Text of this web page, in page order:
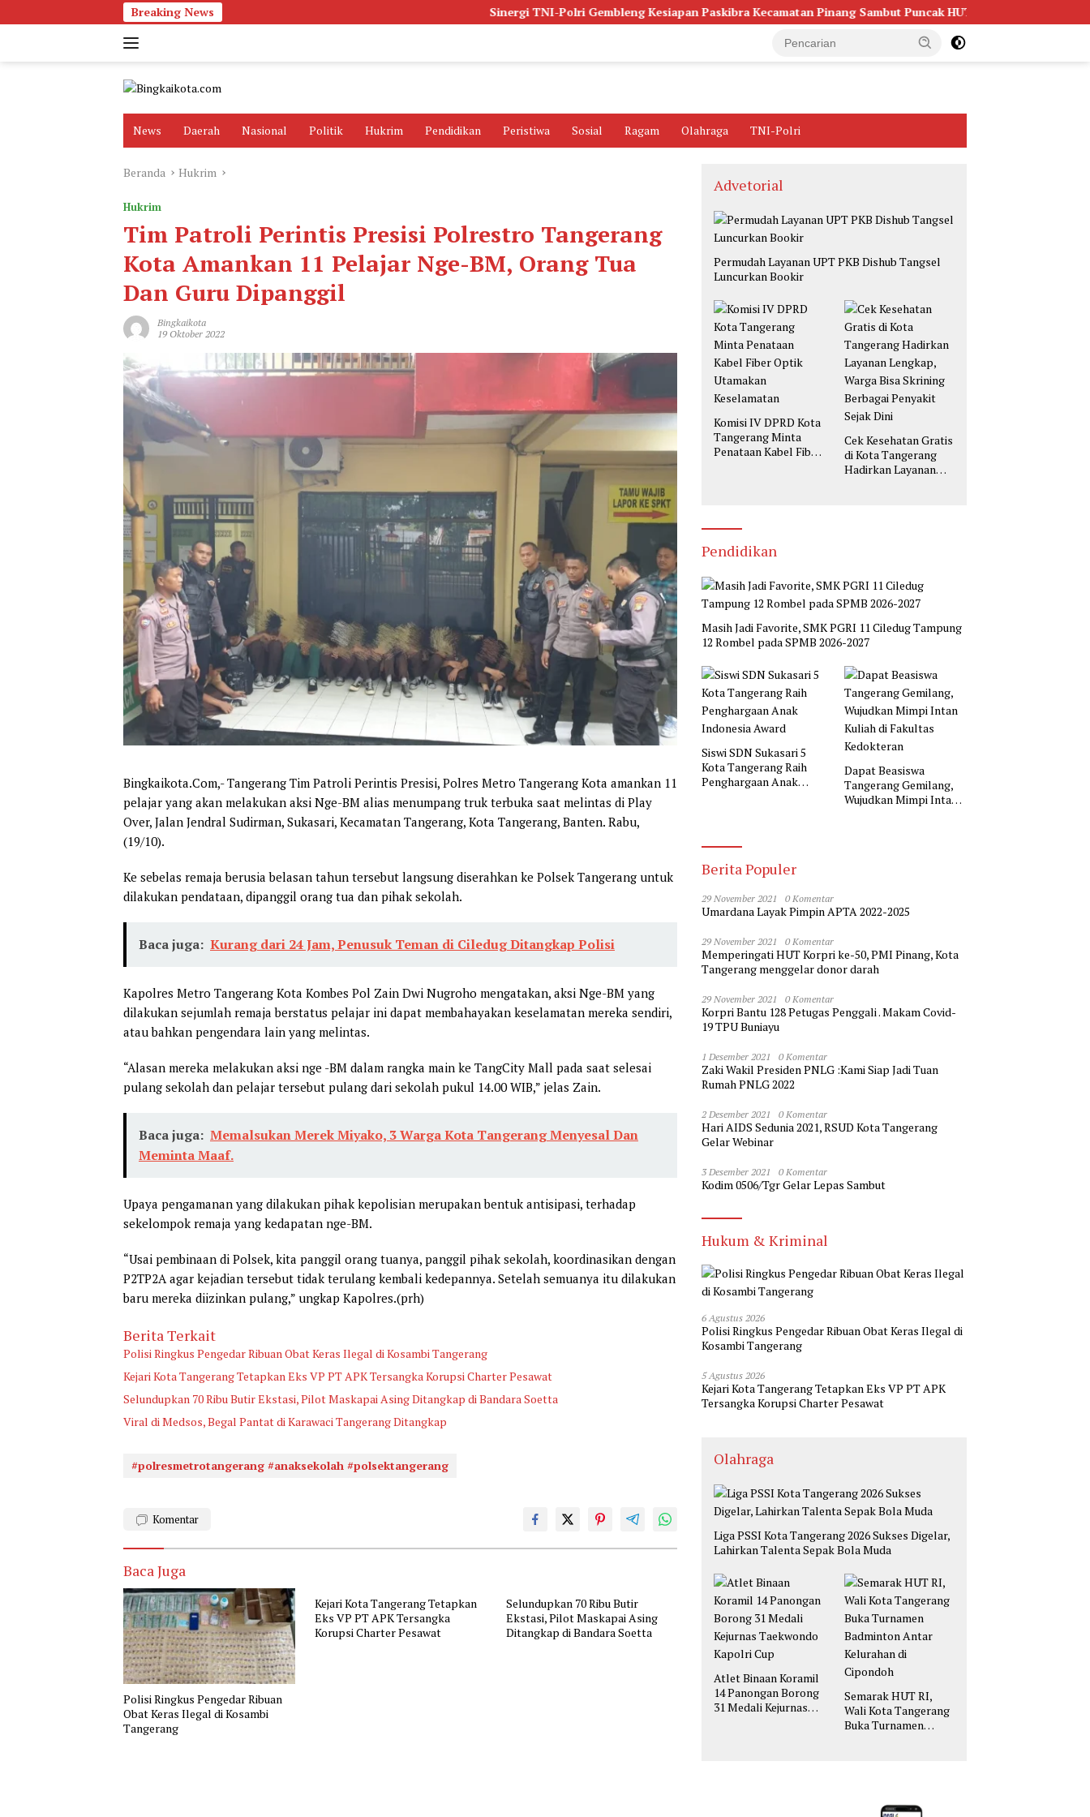
ke
Breaking News Sinergi TNI-Polri Gembleng Kesiapan Paskibra Kecamatan Pinang Sambut Puncak HUT RI ke-81
News Daerah Nasional Politik Hukrim Pendidikan Peristiwa Sosial Ragam Olahraga TNI-Polri
Beranda Hukrim
Hukrim
Tim Patroli Perintis Presisi Polrestro Tangerang
Kota Amankan 11 Pelajar Nge-BM, Orang Tua
Dan Guru Dipanggil
Bingkaikota
19 Oktober 2022
Bingkaikota.Com,- Tangerang Tim Patroli Perintis Presisi, Polres Metro Tangerang Kota amankan 11
pelajar yang akan melakukan aksi Nge-BM alias menumpang truk terbuka saat melintas di Play
Over, Jalan Jendral Sudirman, Sukasari, Kecamatan Tangerang, Kota Tangerang, Banten. Rabu,
(19/10).
Ke sebelas remaja berusia belasan tahun tersebut langsung diserahkan ke Polsek Tangerang untuk
dilakukan pendataan, dipanggil orang tua dan pihak sekolah.
Baca juga: Kurang dari 24 Jam, Penusuk Teman di Ciledug Ditangkap Polisi
Kapolres Metro Tangerang Kota Kombes Pol Zain Dwi Nugroho mengatakan, aksi Nge-BM yang
dilakukan sejumlah remaja berstatus pelajar ini dapat membahayakan keselamatan mereka sendiri,
atau bahkan pengendara lain yang melintas.
“Alasan mereka melakukan aksi nge -BM dalam rangka main ke TangCity Mall pada saat selesai
pulang sekolah dan pelajar tersebut pulang dari sekolah pukul 14.00 WIB,” jelas Zain.
Baca juga: Memalsukan Merek Miyako, 3 Warga Kota Tangerang Menyesal Dan
Meminta Maaf.
Upaya pengamanan yang dilakukan pihak kepolisian merupakan bentuk antisipasi, terhadap
sekelompok remaja yang kedapatan nge-BM.
“Usai pembinaan di Polsek, kita panggil orang tuanya, panggil pihak sekolah, koordinasikan dengan
P2TP2A agar kejadian tersebut tidak terulang kembali kedepannya. Setelah semuanya itu dilakukan
baru mereka diizinkan pulang,” ungkap Kapolres.(prh)
Berita Terkait
Polisi Ringkus Pengedar Ribuan Obat Keras Ilegal di Kosambi Tangerang
Kejari Kota Tangerang Tetapkan Eks VP PT APK Tersangka Korupsi Charter Pesawat
Selundupkan 70 Ribu Butir Ekstasi, Pilot Maskapai Asing Ditangkap di Bandara Soetta
Viral di Medsos, Begal Pantat di Karawaci Tangerang Ditangkap
#polresmetrotangerang #anaksekolah #polsektangerang
Komentar
Baca Juga
Polisi Ringkus Pengedar Ribuan
Obat Keras Ilegal di Kosambi
Tangerang
Kejari Kota Tangerang Tetapkan
Eks VP PT APK Tersangka
Korupsi Charter Pesawat
Selundupkan 70 Ribu Butir
Ekstasi, Pilot Maskapai Asing
Ditangkap di Bandara Soetta
Advetorial
Permudah Layanan UPT PKB Dishub Tangsel
Luncurkan Bookir
Komisi IV DPRD Kota
Tangerang Minta
Penataan Kabel Fiber
Cek Kesehatan Gratis
di Kota Tangerang
Hadirkan Layanan
Pendidikan
Masih Jadi Favorite, SMK PGRI 11 Ciledug Tampung
12 Rombel pada SPMB 2026-2027
Siswi SDN Sukasari 5
Kota Tangerang Raih
Penghargaan Anak
Dapat Beasiswa
Tangerang Gemilang,
Wujudkan Mimpi Intan
Berita Populer
29 November 2021 0 Komentar
Umardana Layak Pimpin APTA 2022-2025
29 November 2021 0 Komentar
Memperingati HUT Korpri ke-50, PMI Pinang, Kota
Tangerang menggelar donor darah
29 November 2021 0 Komentar
Korpri Bantu 128 Petugas Penggali . Makam Covid-
19 TPU Buniayu
1 Desember 2021 0 Komentar
Zaki Wakil Presiden PNLG :Kami Siap Jadi Tuan
Rumah PNLG 2022
2 Desember 2021 0 Komentar
Hari AIDS Sedunia 2021, RSUD Kota Tangerang
Gelar Webinar
3 Desember 2021 0 Komentar
Kodim 0506/Tgr Gelar Lepas Sambut
Hukum & Kriminal
6 Agustus 2026
Polisi Ringkus Pengedar Ribuan Obat Keras Ilegal di
Kosambi Tangerang
5 Agustus 2026
Kejari Kota Tangerang Tetapkan Eks VP PT APK
Tersangka Korupsi Charter Pesawat
Olahraga
Liga PSSI Kota Tangerang 2026 Sukses Digelar,
Lahirkan Talenta Sepak Bola Muda
Atlet Binaan Koramil
14 Panongan Borong
31 Medali Kejurnas
Semarak HUT RI,
Wali Kota Tangerang
Buka Turnamen